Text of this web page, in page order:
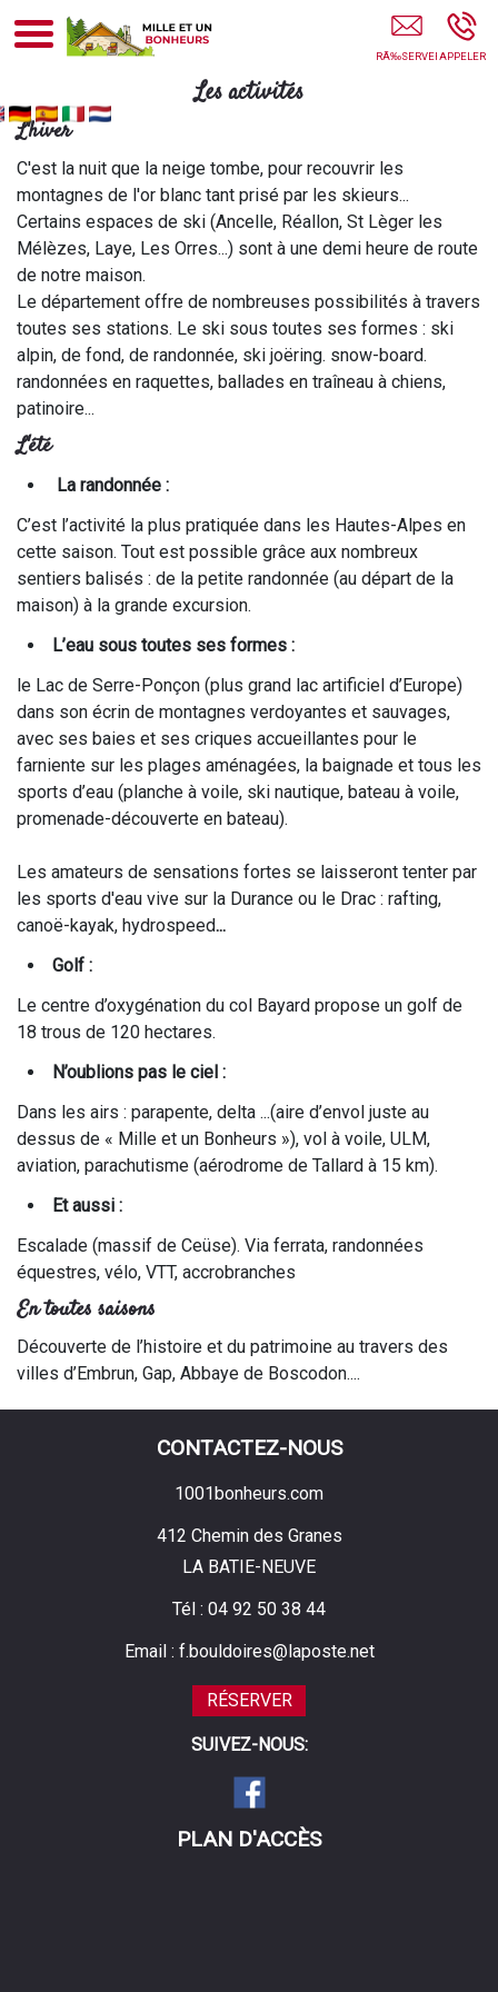
1001bonheurs.com LA BATIE-NEUVE
Les activités
L'hiver
C'est la nuit que la neige tombe, pour recouvrir les
montagnes de l'or blanc tant prisé par les skieurs...
Certains espaces de ski (Ancelle, Réallon, St Lèger les
Mélèzes, Laye, Les Orres...) sont à une demi heure de route
de notre maison.
Le département offre de nombreuses possibilités à travers
toutes ses stations. Le ski sous toutes ses formes : ski
alpin, de fond, de randonnée, ski joëring. snow-board.
randonnées en raquettes, ballades en traîneau à chiens,
patinoire...
L'été
La randonnée :
C’est l’activité la plus pratiquée dans les Hautes-Alpes en
cette saison. Tout est possible grâce aux nombreux
sentiers balisés : de la petite randonnée (au départ de la
maison) à la grande excursion.
L’eau sous toutes ses formes :
le Lac de Serre-Ponçon (plus grand lac artificiel d’Europe)
dans son écrin de montagnes verdoyantes et sauvages,
avec ses baies et ses criques accueillantes pour le
farniente sur les plages aménagées, la baignade et tous les
sports d’eau (planche à voile, ski nautique, bateau à voile,
promenade-découverte en bateau).
Les amateurs de sensations fortes se laisseront tenter par
les sports d'eau vive sur la Durance ou le Drac : rafting,
canoë-kayak, hydrospeed...
Golf :
Le centre d’oxygénation du col Bayard propose un golf de
18 trous de 120 hectares.
N’oublions pas le ciel :
Dans les airs : parapente, delta ...(aire d’envol juste au
dessus de « Mille et un Bonheurs »), vol à voile, ULM,
aviation, parachutisme (aérodrome de Tallard à 15 km).
Et aussi :
Escalade (massif de Ceüse). Via ferrata, randonnées
équestres, vélo, VTT, accrobranches
En toutes saisons
Découverte de l’histoire et du patrimoine au travers des
villes d’Embrun, Gap, Abbaye de Boscodon....
CONTACTEZ-NOUS
1001bonheurs.com
412 Chemin des Granes
LA BATIE-NEUVE
Tél : 04 92 50 38 44
Email : f.bouldoires@laposte.net
RÉSERVER
SUIVEZ-NOUS:
PLAN D'ACCÈS